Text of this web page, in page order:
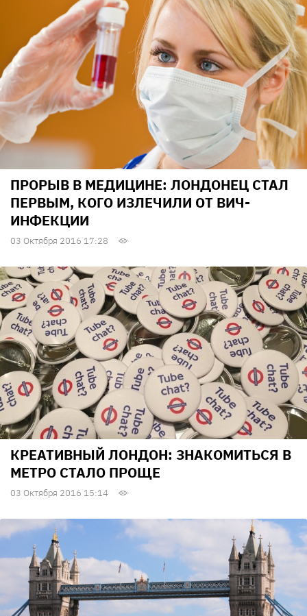
ПРОРЫВ В МЕДИЦИНЕ: ЛОНДОНЕЦ СТАЛ
ПЕРВЫМ, КОГО ИЗЛЕЧИЛИ ОТ ВИЧ-
ИНФЕКЦИИ
03 Октября 2016 17:28
КРЕАТИВНЫЙ ЛОНДОН: ЗНАКОМИТЬСЯ В
МЕТРО СТАЛО ПРОЩЕ
03 Октября 2016 15:14